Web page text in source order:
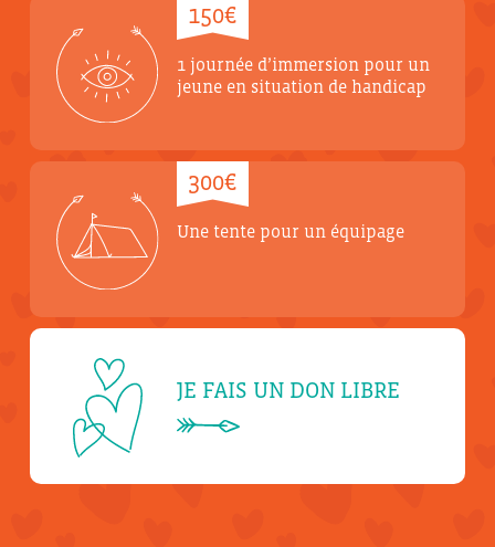
150€
1 journée d’immersion pour un
jeune en situation de handicap
300€
Une tente pour un équipage
JE FAIS UN DON LIBRE